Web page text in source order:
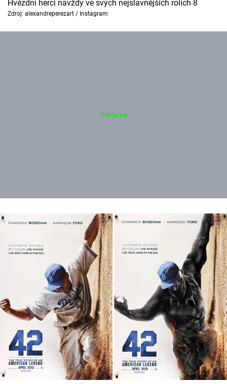
Hvězdní herci navždy ve svých nejslavnějších rolích 8
Zdroj: alexandreperezart / Instagram